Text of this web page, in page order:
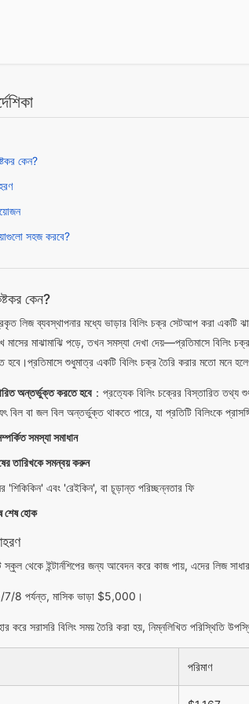
কেন?
সহজ করবে?
কেন?
লিজ ব্যবস্থাপনার মধ্যে ভাড়ার বিলিং চক্র সেটআপ করা একটি
মাঝামাঝি পড়ে, তখন সমস্যা দেখা দেয়—প্রতিমাসে বিলিং
হবে।প্রতিমাসে শুধুমাত্র একটি বিলিং চক্র তৈরি করার মতো মনে
অন্তর্ভুক্ত করতে হবে：প্রত্যেক বিলিং চক্রের বিস্তারিত তথ্য
বিল বা জল বিল অন্তর্ভুক্ত থাকতে পারে, যা প্রতিটি বিলিংকে
সমস্যা সমাধান
তারিখকে সমন্বয় করুন
'শিকিকিন' এবং 'রেইকিন', বা চূড়ান্ত পরিচ্ছন্নতার ফি
শেষ হোক
স্কুল থেকে ইন্টার্নশিপের জন্য আবেদন করে কাজ পায়, এদের লিজ
8 পর্যন্ত, মাসিক ভাড়া $5,000।
করে সরাসরি বিলিং সময় তৈরি করা হয়, নিম্নলিখিত পরিস্থিতি
পরিমাণ